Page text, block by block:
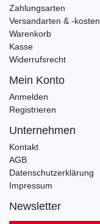
Zahlungsarten
Versandarten & -kosten
Warenkorb
Kasse
Widerrufsrecht
Mein Konto
Anmelden
Registrieren
Unternehmen
Kontakt
AGB
Datenschutzerklärung
Impressum
Newsletter